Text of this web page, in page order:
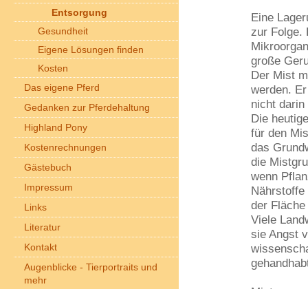
Eine
zur Folge.
große
Der Mist
werden.
nicht darin
Die
für den
das
die
wenn
der
Viele
sie Angst
Entsorgung
Gesundheit
Eigene Lösungen finden
Kosten
Das eigene Pferd
Gedanken zur Pferdehaltung
Highland Pony
Kostenrechnungen
Gästebuch
Impressum
Links
Literatur
Kontakt
Augenblicke - Tierportraits und
mehr